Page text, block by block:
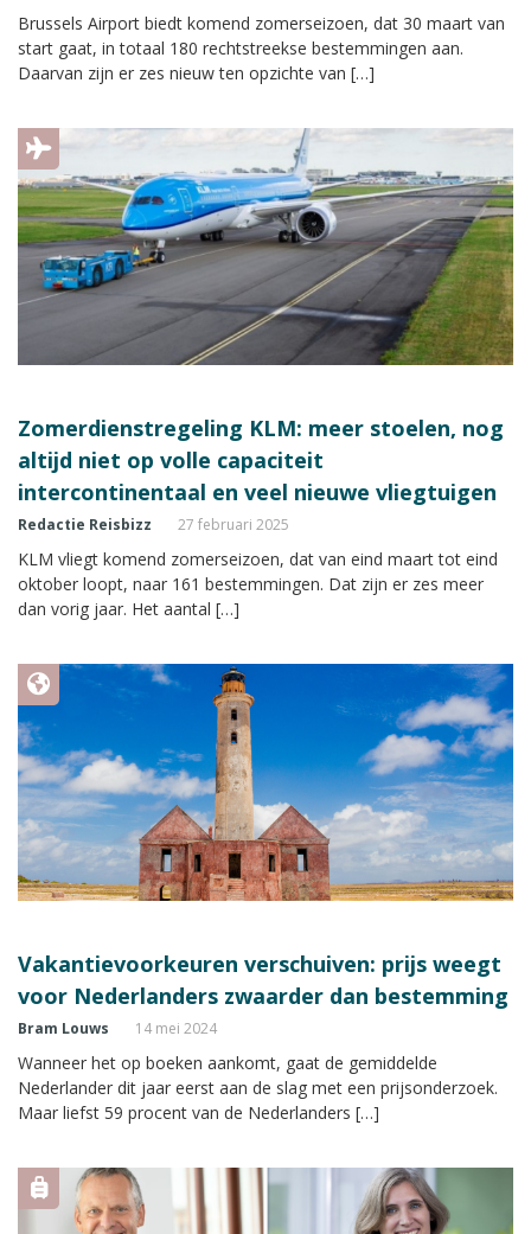
Brussels Airport biedt komend zomerseizoen, dat 30 maart van
start gaat, in totaal 180 rechtstreekse bestemmingen aan.
Daarvan zijn er zes nieuw ten opzichte van […]
Zomerdienstregeling KLM: meer stoelen, nog
altijd niet op volle capaciteit
intercontinentaal en veel nieuwe vliegtuigen
Redactie Reisbizz 27 februari 2025
KLM vliegt komend zomerseizoen, dat van eind maart tot eind
oktober loopt, naar 161 bestemmingen. Dat zijn er zes meer
dan vorig jaar. Het aantal […]
Vakantievoorkeuren verschuiven: prijs weegt
voor Nederlanders zwaarder dan bestemming
Bram Louws 14 mei 2024
Wanneer het op boeken aankomt, gaat de gemiddelde
Nederlander dit jaar eerst aan de slag met een prijsonderzoek.
Maar liefst 59 procent van de Nederlanders […]